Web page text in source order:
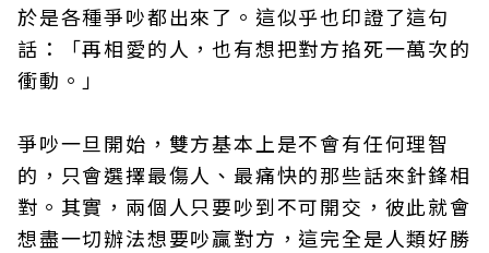
於是各種爭吵都出來了。這似乎也印證了這句
話：「再相愛的人，也有想把對方掐死一萬次的
衝動。」
爭吵一旦開始，雙方基本上是不會有任何理智
的，只會選擇最傷人、最痛快的那些話來針鋒相
對。其實，兩個人只要吵到不可開交，彼此就會
想盡一切辦法想要吵贏對方，這完全是人類好勝